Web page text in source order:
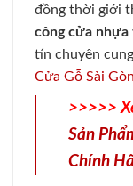
đồng thời giới
công cửa
tín chuyên
Cửa Gỗ Sài Gòn
>>>>>
Sản
Chính